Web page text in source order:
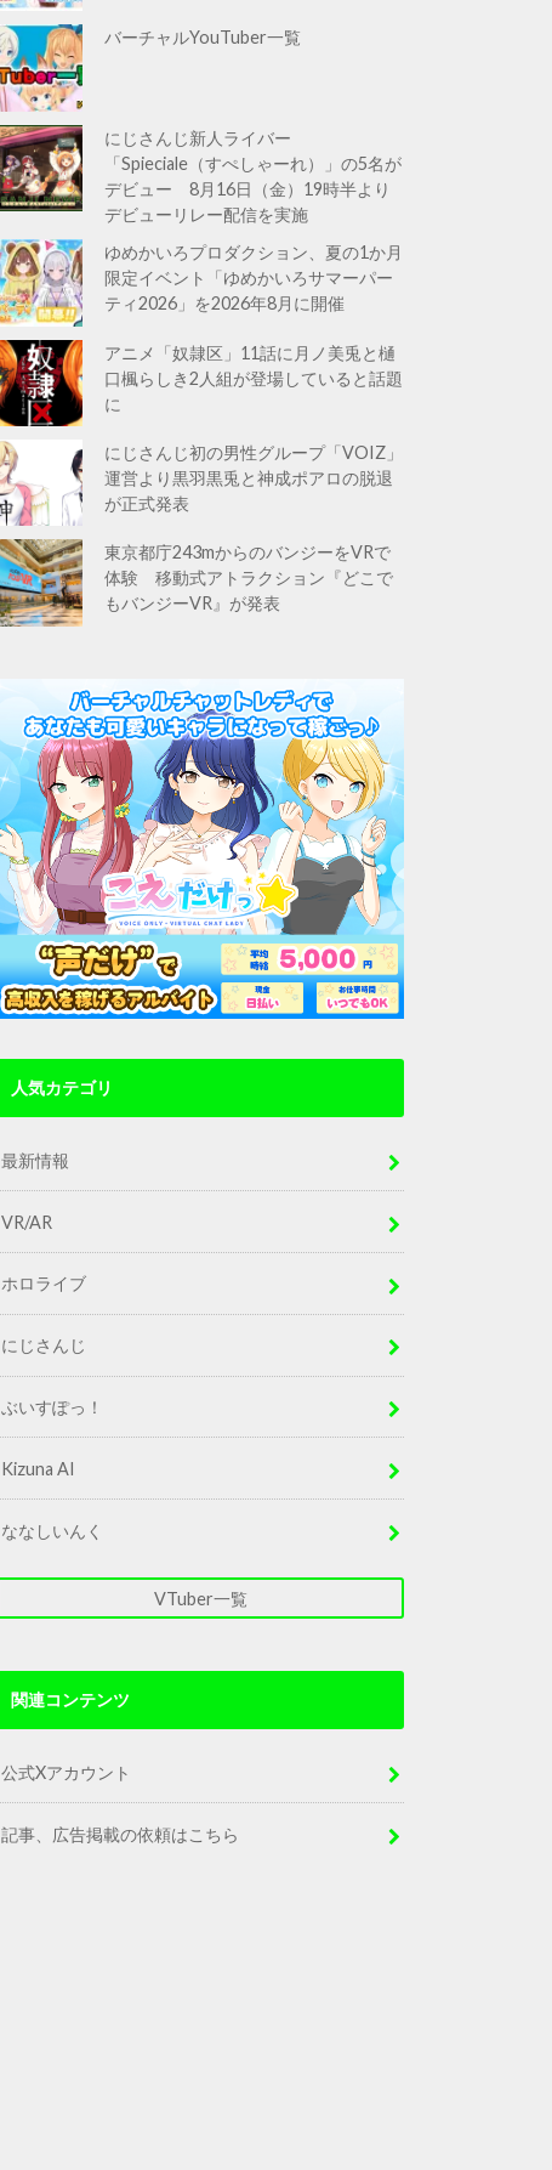
バーチャルYouTuber一覧
にじさんじ新人ライバー
「Spieciale（すぺしゃーれ）」の5名が
デビュー 8月16日（金）19時半より
デビューリレー配信を実施
ゆめかいろプロダクション、夏の1か月
限定イベント「ゆめかいろサマーパー
ティ2026」を2026年8月に開催
アニメ「奴隷区」11話に月ノ美兎と樋
口楓らしき2人組が登場していると話題
に
にじさんじ初の男性グループ「VOIZ」
運営より黒羽黒兎と神成ポアロの脱退
が正式発表
東京都庁243mからのバンジーをVRで
体験 移動式アトラクション『どこで
もバンジーVR』が発表
人気カテゴリ
最新情報
VR/AR
ホロライブ
にじさんじ
ぶいすぽっ！
Kizuna AI
ななしいんく
VTuber一覧
関連コンテンツ
公式Xアカウント
記事、広告掲載の依頼はこちら